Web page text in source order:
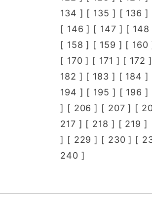
134 ] [ 135 ] [ 136 ]
[ 146 ] [ 147 ] [ 148
[ 158 ] [ 159 ] [ 160
[ 170 ] [ 171 ] [ 172
182 ] [ 183 ] [ 184 ]
194 ] [ 195 ] [ 196 ]
] [ 206 ] [ 207 ] [
217 ] [ 218 ] [ 219 ]
] [ 229 ] [ 230 ] [
240 ]